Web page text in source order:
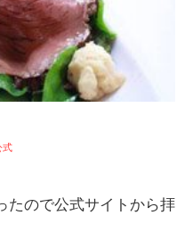
式
たので公式サイトから拝